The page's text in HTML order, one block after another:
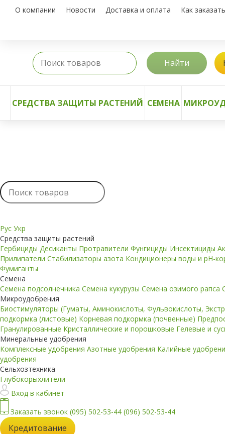
О компании Новости Доставка и оплата Как заказать
Найти
СРЕДСТВА ЗАЩИТЫ РАСТЕНИЙ СЕМЕНА
Рус Укр
Средства защиты растений
Гербициды Десиканты Протравители Фунгициды Инсектициды
Прилипатели Стабилизаторы азота Кондиционеры воды и pH-
Фумиганты
Семена
Семена подсолнечника Семена кукурузы Семена озимого рапса
Микроудобрения
Биостимуляторы (Гуматы, Аминокислоты, Фульвокислоты,
подкормка (листовые) Корневая подкормка (почвенные)
Гранулированные Кристаллические и порошковые Гелевые и
Минеральные удобрения
Комплексные удобрения Азотные удобрения Калийные
удобрения
Сельхозтехника
Глубокорыхлители
Вход в кабинет
Заказать звонок (095) 502-53-44 (096) 502-53-44
Кредитование